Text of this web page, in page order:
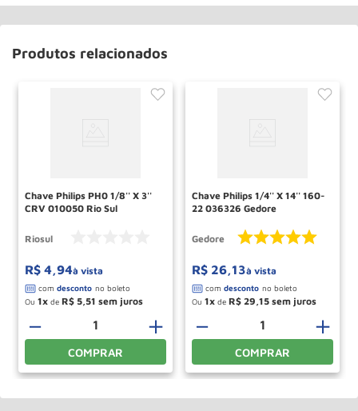
Produtos relacionados
Chave Philips PH0 1/8'' X 3''
CRV 010050 Rio Sul
Riosul
R$ 4,94à vista
Ou 1 de R$ 5 51
＋
－
COMPRAR
Chave Philips 1/4'' X 14'' 160-
22 036326 Gedore
Gedore
R$ 26,13à vista
Ou 1 de R$ 29 15
＋
－
COMPRAR